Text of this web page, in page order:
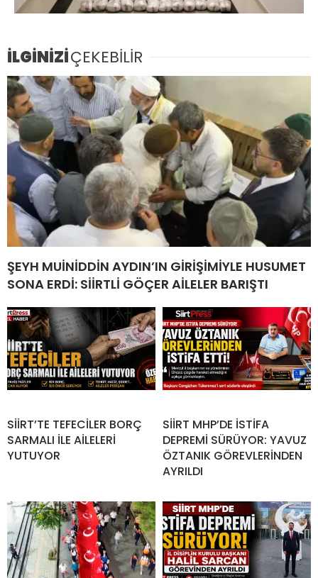
İLGİNİZİÇEKEBİLİR
ŞEYH MUİNİDDİN AYDIN’IN GİRİŞİMİYLE HUSUMET
SONA ERDİ: SİİRTLİ GÖÇER AİLELER BARIŞTI
SİİRT’TE TEFECİLER BORÇ
SARMALI İLE AİLELERİ
YUTUYOR
SİİRT MHP’DE İSTİFA
DEPREMİ SÜRÜYOR: YAVUZ
ÖZTANIK GÖREVLERİNDEN
AYRILDI